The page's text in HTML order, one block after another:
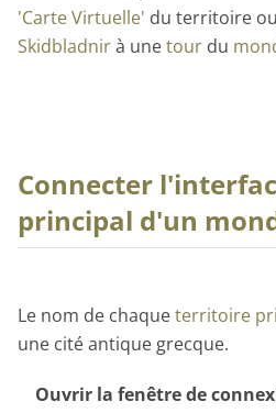
'Carte Virtuelle' du territoire
Skidbladnirà unetour du
Connecter
principal d'un
Le nom de chaqueterritoire
une cité antique grecque.
Ouvrir la fenêtre de